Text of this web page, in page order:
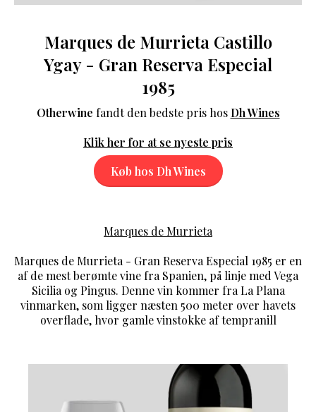
Marques de Murrieta Castillo
Ygay - Gran Reserva Especial
1985
Otherwine fandt den bedste pris hos Dh Wines
Klik her for at se nyeste pris
Køb hos Dh Wines
Marques de Murrieta
Marques de Murrieta - Gran Reserva Especial 1985 er en
af de mest berømte vine fra Spanien, på linje med Vega
Sicilia og Pingus. Denne vin kommer fra La Plana
vinmarken, som ligger næsten 500 meter over havets
overflade, hvor gamle vinstokke af tempranill